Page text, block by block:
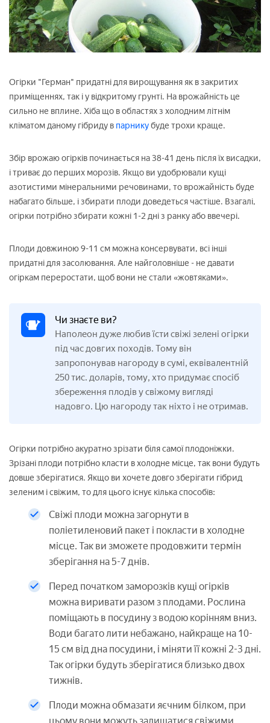
Огірки "Герман" придатні для вирощування як в закритих
приміщеннях, так і у відкритому грунті. На врожайність це
сильно не вплине. Хіба що в областях з холодним літнім
кліматом даному гібриду в парникубуде трохи краще.
Збір врожаю огірків починається на 38-41 день після їх висадки,
і триває до перших морозів. Якщо ви удобрювали кущі
азотистими мінеральними речовинами, то врожайність буде
набагато більше, і збирати плоди доведеться частіше. Взагалі,
огірки потрібно збирати кожні 1-2 дні з ранку або ввечері.
Плоди довжиною 9-11 см можна консервувати, всі інші
придатні для засолювання. Але найголовніше - не давати
огіркам переростати, щоб вони не стали «жовтяками».
Чи знаєте ви?
Наполеон дуже любив їсти свіжі зелені огірки
під час довгих походів. Тому він
запропонував нагороду в сумі, еквівалентній
250 тис. доларів, тому, хто придумає спосіб
збереження плодів у свіжому вигляді
надовго. Цю нагороду так ніхто і не отримав.
Огірки потрібно акуратно зрізати біля самої плодоніжки.
Зрізані плоди потрібно класти в холодне місце, так вони будуть
довше зберігатися. Якщо ви хочете довго зберігати гібрид
зеленим і свіжим, то для цього існує кілька способів:
Свіжі плоди можна загорнути в
поліетиленовий пакет і покласти в холодне
місце. Так ви зможете продовжити термін
зберігання на 5-7 днів.
Перед початком заморозків кущі огірків
можна виривати разом з плодами. Рослина
поміщають в посудину з водою корінням вниз.
Води багато лити небажано, найкраще на 10-
15 см від дна посудини, і міняти її кожні 2-3 дні.
Так огірки будуть зберігатися близько двох
тижнів.
Плоди можна обмазати яєчним білком, при